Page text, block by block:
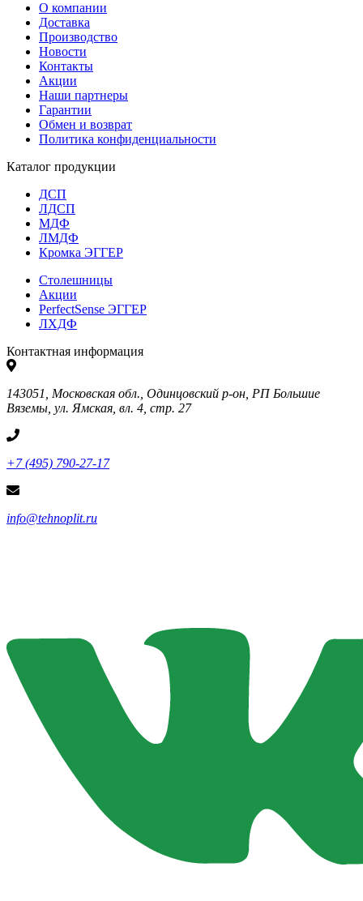
О компании
Доставка
Производство
Новости
Контакты
Акции
Наши партнеры
Гарантии
Обмен и возврат
Политика конфиденциальности
Каталог продукции
ДСП
ЛДСП
МДФ
ЛМДФ
Кромка ЭГГЕР
Столешницы
Акции
PerfectSense ЭГГЕР
ЛХДФ
Контактная информация
143051, Московская обл., Одинцовский р-он, РП Большие
Вяземы, ул. Ямская, вл. 4, стр. 27
+7 (495) 790-27-17
info@tehnoplit.ru